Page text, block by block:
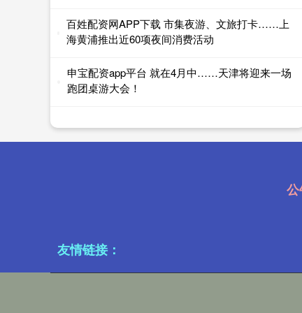
百姓配资网APP下载 市集夜游、文旅打卡……上
海黄浦推出近60项夜间消费活动
申宝配资app平台 就在4月中……天津将迎来一场
跑团桌游大会！
友情链接：